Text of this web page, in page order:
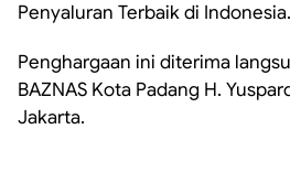
Penyaluran Terbaik di Indonesia.
Penghargaan ini diterima
BAZNAS Kota Padang H.
Jakarta.